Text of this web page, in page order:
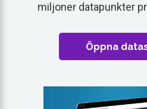
miljoner datapunkter
Öppna